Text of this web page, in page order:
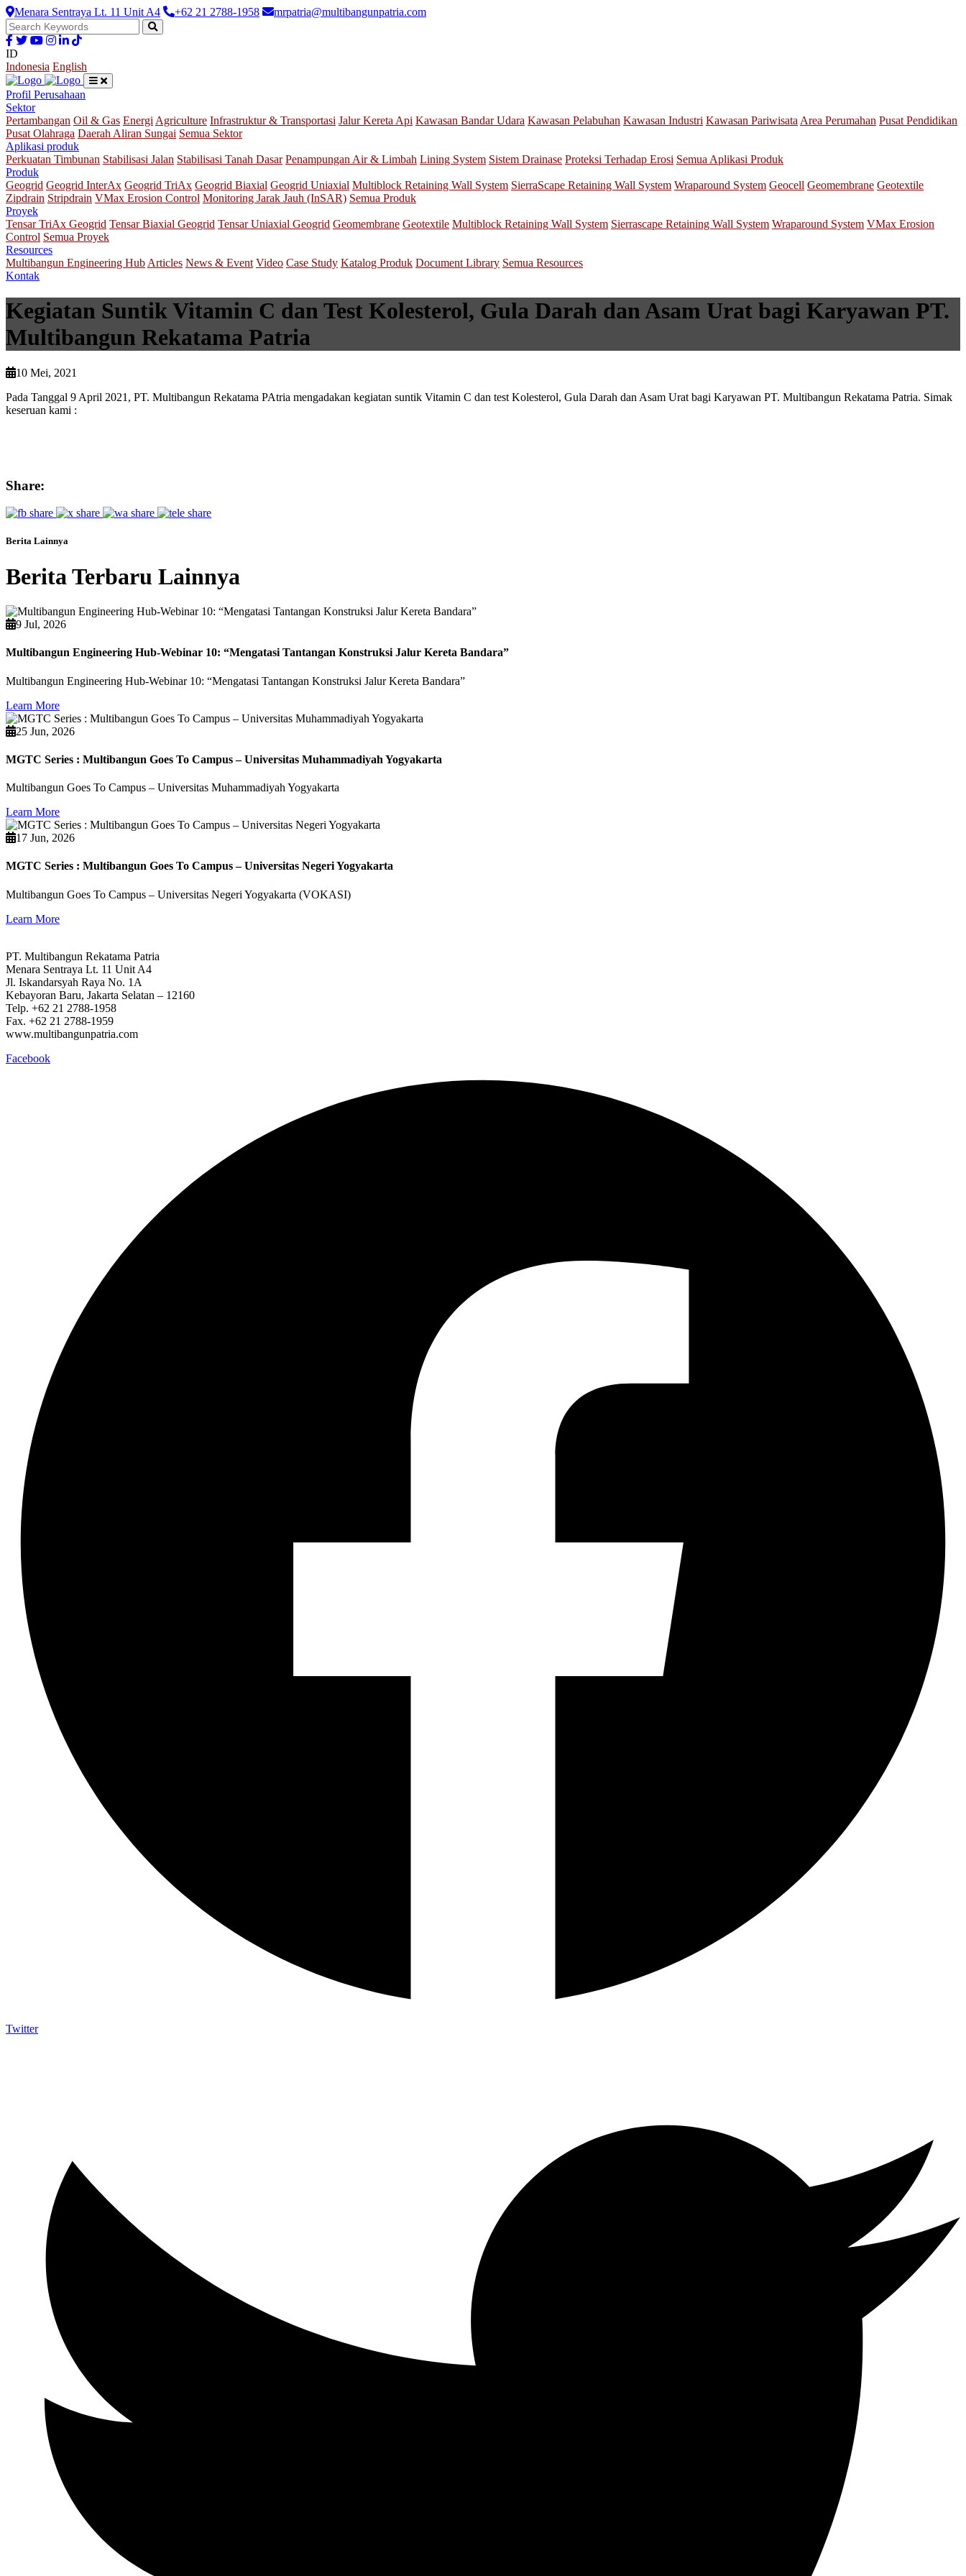
Menara Sentraya Lt. 11 Unit A4 +62 21 2788-1958 mrpatria@multibangunpatria.com
ID
Indonesia English
Profil Perusahaan
Sektor
Pertambangan Oil & Gas Energi Agriculture Infrastruktur & Transportasi Jalur Kereta Api Kawasan Bandar Udara Kawasan Pelabuhan Kawasan Industri Kawasan Pariwisata Area Perumahan Pusat Pendidikan
Pusat Olahraga Daerah Aliran Sungai Semua Sektor
Aplikasi produk
Perkuatan Timbunan Stabilisasi Jalan Stabilisasi Tanah Dasar Penampungan Air & Limbah Lining System Sistem Drainase Proteksi Terhadap Erosi Semua Aplikasi Produk
Produk
Geogrid Geogrid InterAx Geogrid TriAx Geogrid Biaxial Geogrid Uniaxial Multiblock Retaining Wall System SierraScape Retaining Wall System Wraparound System Geocell Geomembrane Geotextile
Zipdrain Stripdrain VMax Erosion Control Monitoring Jarak Jauh (InSAR) Semua Produk
Proyek
Tensar TriAx Geogrid Tensar Biaxial Geogrid Tensar Uniaxial Geogrid Geomembrane Geotextile Multiblock Retaining Wall System Sierrascape Retaining Wall System Wraparound System VMax Erosion
Control Semua Proyek
Resources
Multibangun Engineering Hub Articles News & Event Video Case Study Katalog Produk Document Library Semua Resources
Kontak
Kegiatan Suntik Vitamin C dan Test Kolesterol, Gula Darah dan Asam Urat bagi Karyawan PT.
Multibangun Rekatama Patria
10 Mei, 2021
Pada Tanggal 9 April 2021, PT. Multibangun Rekatama PAtria mengadakan kegiatan suntik Vitamin C dan test Kolesterol, Gula Darah dan Asam Urat bagi Karyawan PT. Multibangun Rekatama Patria. Simak
keseruan kami :
Share:
Berita Lainnya
Berita Terbaru Lainnya
9 Jul, 2026
Multibangun Engineering Hub-Webinar 10: “Mengatasi Tantangan Konstruksi Jalur Kereta Bandara”
Multibangun Engineering Hub-Webinar 10: “Mengatasi Tantangan Konstruksi Jalur Kereta Bandara”
Learn More
25 Jun, 2026
MGTC Series : Multibangun Goes To Campus – Universitas Muhammadiyah Yogyakarta
Multibangun Goes To Campus – Universitas Muhammadiyah Yogyakarta
Learn More
17 Jun, 2026
MGTC Series : Multibangun Goes To Campus – Universitas Negeri Yogyakarta
Multibangun Goes To Campus – Universitas Negeri Yogyakarta (VOKASI)
Learn More
PT. Multibangun Rekatama Patria
Menara Sentraya Lt. 11 Unit A4
Jl. Iskandarsyah Raya No. 1A
Kebayoran Baru, Jakarta Selatan – 12160
Telp. +62 21 2788-1958
Fax. +62 21 2788-1959
www.multibangunpatria.com
Facebook
Twitter